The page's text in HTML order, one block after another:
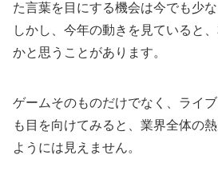
た言葉を目にする機会は今でも少な
しかし、今年の動きを見ていると
かと思うことがあります。
ゲームそのものだけでなく、ライ
も目を向けてみると、業界全体の
ようには見えません。